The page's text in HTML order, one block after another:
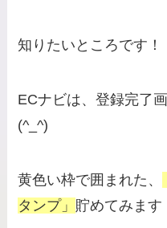
知りたいところです！
ECナビは、登録完了
(^_^)
黄色い枠で囲まれた、
タンプ」 貯めてみます